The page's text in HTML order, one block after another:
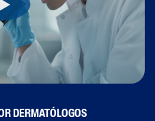
DERMATÓLOGOS